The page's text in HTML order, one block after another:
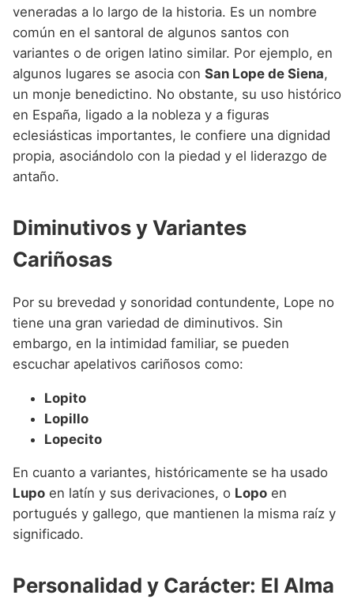
veneradas a lo largo de la historia. Es un nombre
común en el santoral de algunos santos con
variantes o de origen latino similar. Por ejemplo, en
algunos lugares se asocia con San Lope de Siena,
un monje benedictino. No obstante, su uso histórico
en España, ligado a la nobleza y a figuras
eclesiásticas importantes, le confiere una dignidad
propia, asociándolo con la piedad y el liderazgo de
antaño.
Diminutivos y Variantes
Cariñosas
Por su brevedad y sonoridad contundente, Lope no
tiene una gran variedad de diminutivos. Sin
embargo, en la intimidad familiar, se pueden
escuchar apelativos cariñosos como:
Lopito
Lopillo
Lopecito
En cuanto a variantes, históricamente se ha usado
Lupo en latín y sus derivaciones, o Lopo en
portugués y gallego, que mantienen la misma raíz y
significado.
Personalidad y Carácter: El Alma